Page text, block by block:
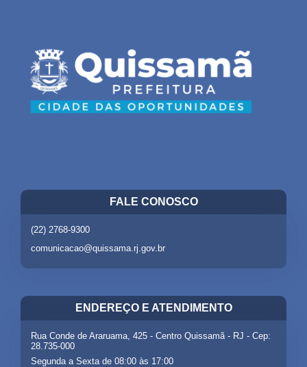
FALE CONOSCO
(22) 2768-9300
comunicacao@quissama.rj.gov.br
ENDEREÇO E ATENDIMENTO
Rua Conde de Araruama, 425 - Centro Quissamã - RJ - Cep:
28.735-000
Segunda a Sexta de 08:00 às 17:00